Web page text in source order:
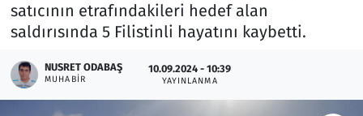
satıcının etrafındakileri hedef alan
saldırısında 5 Filistinli hayatını kaybetti.
NUSRET ODABAŞ
MUHABIR
10.09.2024 - 10:39
YAYINLANMA
Memur ve Kamu
Oyun